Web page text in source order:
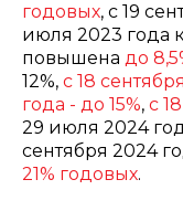
годовых, с 19
июля 2023 года
повышена до
12%, с 18
года - до 15%, с
29 июля 2024
сентября 2024
21% годовых.